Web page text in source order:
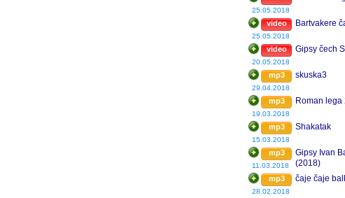
25.05.2018
video
25.05.2018
Bartvakere
video
20.05.2018
Gipsy čech
mp3
29.04.2018
skuska3
mp3
19.03.2018
Roman lega
mp3
15.03.2018
Shakatak
mp3
11.03.2018
Gipsy Ivan
(2018)
mp3
28.02.2018
čaje čaje